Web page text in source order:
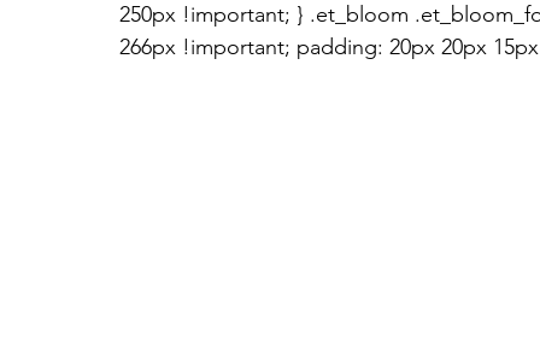
250px !important; } .et_bloom
266px !important; padding: 20px 20px